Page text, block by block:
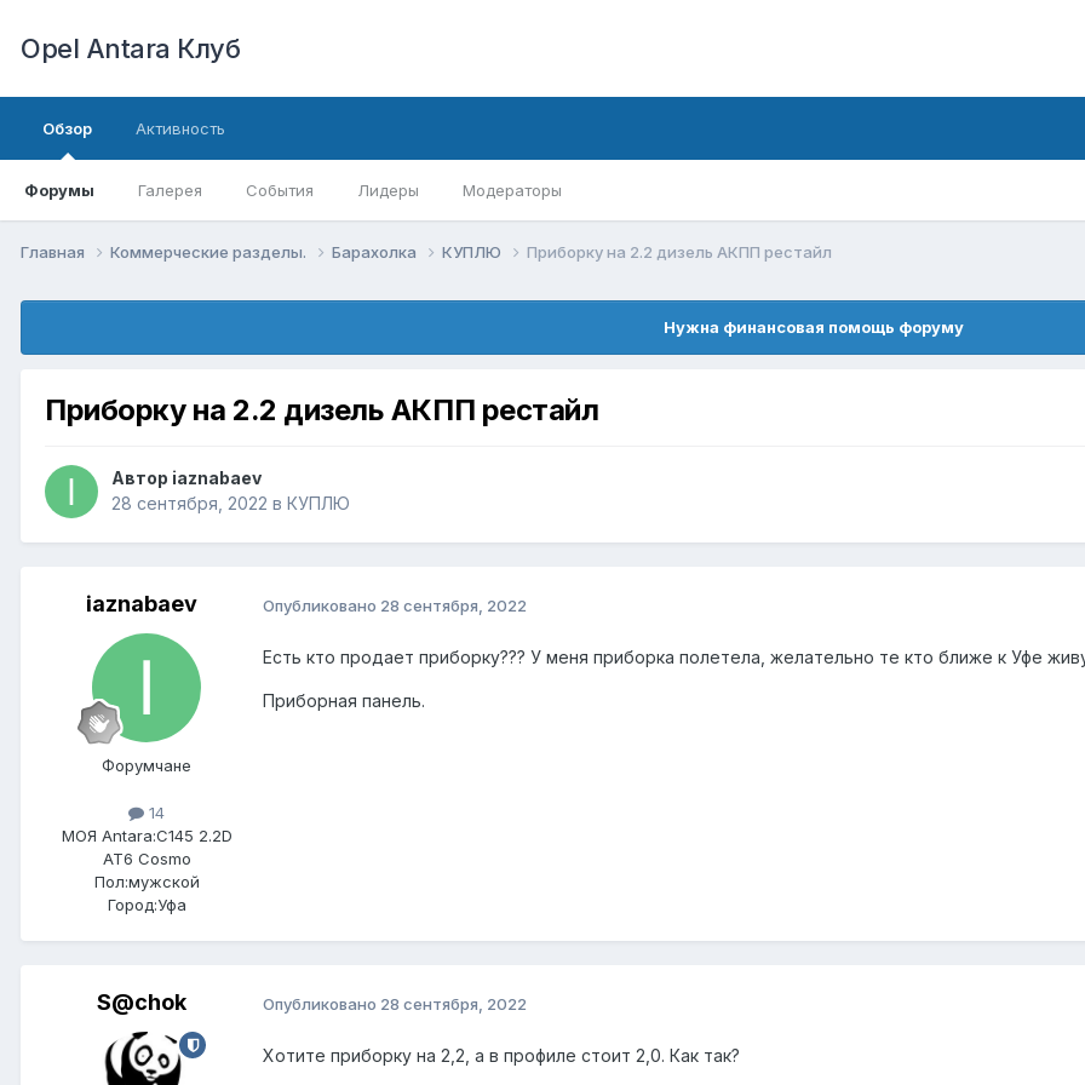
Opel Antara Клуб
Обзор
Форумы Галерея События Лидеры Модераторы
Активность
Главная Коммерческие разделы. Барахолка КУПЛЮ Приборку на 2.2 дизель АКПП рестайл
Нужна финансовая помощь форуму
Приборку на 2.2 дизель АКПП рестайл
Автор iaznabaev
28 сентября, 2022 в КУПЛЮ
iaznabaev
Форумчане
14
МОЯ Antara:C145 2.2D
AT6 Cosmo
Пол:мужской
Город:Уфа
Опубликовано 28 сентября, 2022
Есть кто продает приборку??? У меня приборка полетела, желательно те кто ближе к Уфе
Приборная панель.
S@chok Опубликовано 28 сентября, 2022
Хотите приборку на 2,2, а в профиле стоит 2,0. Как так?